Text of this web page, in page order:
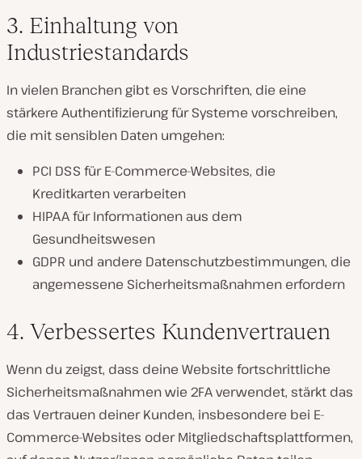
3. Einhaltung von
Industriestandards
In vielen Branchen gibt es Vorschriften, die eine
stärkere Authentifizierung für Systeme vorschreiben,
die mit sensiblen Daten umgehen:
PCI DSS für E-Commerce-Websites, die
Kreditkarten verarbeiten
HIPAA für Informationen aus dem
Gesundheitswesen
GDPR und andere Datenschutzbestimmungen, die
angemessene Sicherheitsmaßnahmen erfordern
4. Verbessertes Kundenvertrauen
Wenn du zeigst, dass deine Website fortschrittliche
Sicherheitsmaßnahmen wie 2FA verwendet, stärkt das
das Vertrauen deiner Kunden, insbesondere bei E-
Commerce-Websites oder Mitgliedschaftsplattformen,